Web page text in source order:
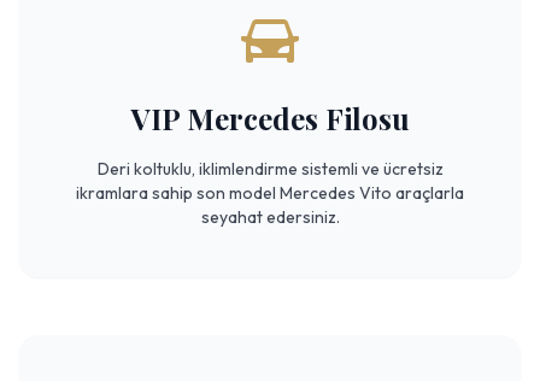
VIP Mercedes Filosu
Deri koltuklu, iklimlendirme sistemli ve ücretsiz
ikramlara sahip son model Mercedes Vito araçlarla
seyahat edersiniz.